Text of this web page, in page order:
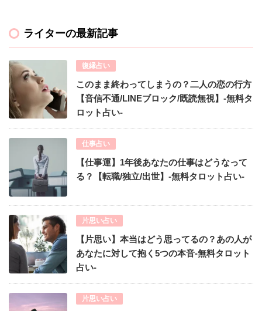
ライターの最新記事
復縁占い
このまま終わってしまうの？二人の恋の行方
【音信不通/LINEブロック/既読無視】-無料タ
ロット占い-
仕事占い
【仕事運】1年後あなたの仕事はどうなって
る？【転職/独立/出世】-無料タロット占い-
片思い占い
【片思い】本当はどう思ってるの？あの人が
あなたに対して抱く5つの本音-無料タロット
占い-
片思い占い